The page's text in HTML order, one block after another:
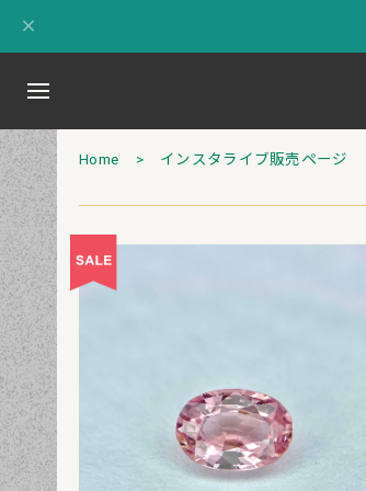
Home インスタライブ販売ページ